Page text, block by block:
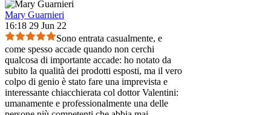
Mary Guarnieri
16:18 29 Jun 22
Sono entrata casualmente, e
come spesso accade quando non cerchi
qualcosa di importante accade: ho notato da
subito la qualità dei prodotti esposti, ma il vero
colpo di genio è stato fare una imprevista e
interessante chiacchierata col dottor Valentini:
umanamente e professionalmente una delle